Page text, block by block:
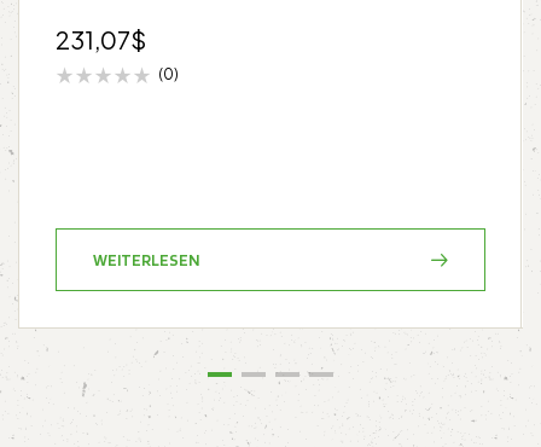
231,07$
(0)
WEITERLESEN